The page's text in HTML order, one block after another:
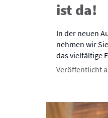
ist da!
In der neuen
nehmen wir
das vielfältige
Veröffentlicht